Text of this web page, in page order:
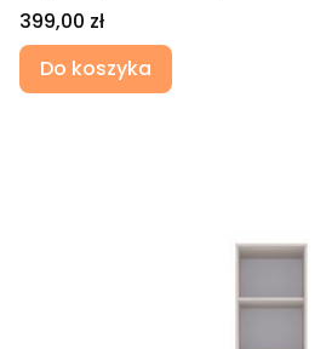
Cena
399,00 zł
Do koszyka